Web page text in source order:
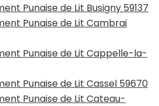
Punaise de Lit Busigny 59137
Punaise de Lit Cambrai
Punaise de Lit Cappelle-la-
Punaise de Lit Cassel 59670
Punaise de Lit Cateau-